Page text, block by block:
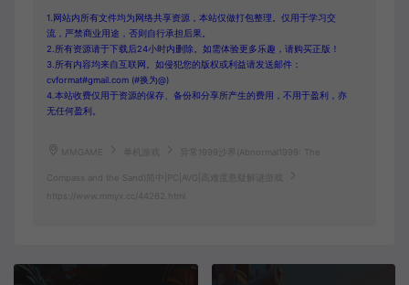
1.网站内所有文件均为网络共享资源，本站仅做打包整理。仅用于学习交
流，严禁商业用途，否则自行承担后果。
2.所有资源请于下载后24小时内删除。如需体验更多乐趣，请购买正版！
3.所有内容均来自互联网。如侵犯您的版权或利益请发送邮件：
cvformat#gmail.com (#换为@)
4.本站收费仅用于资源的保存、备份和分享所产生的费用，不用于盈利，亦
无任何盈利。
MMGAME 异常1999沙界(Abnormal1999: The
Compass and the Sand)简中|PC|AVG|高难度悬疑解谜游戏
https://www.mmyx.cc/44262.html